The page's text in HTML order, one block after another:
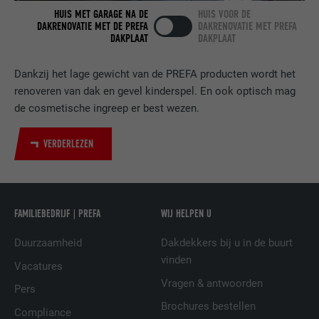
Dankzij het lage gewicht van de PREFA producten wordt het
renoveren van dak en gevel kinderspel. En ook optisch mag
de cosmetische ingreep er best wezen.
VERDERLEZEN
HUIS MET GARAGE NA DE
DAKRENOVATIE MET DE PREFA
DAKPLAAT
HUIS VOOR DE
DAKRENOVATIE MET PREFA
DAKPLAAT
FAMILIEBEDRIJF | PREFA
Duurzaamheid
Vacatures
Pers
Compliance
WIJ HELPEN U
Dakdekkers bij u in de buurt
vinden
Vragen & antwoorden
Brochures bestellen
DOEL
Gebruikt door de socialnetworking-dienst
LinkedIn voor het volgen van het gebruik
van ingebedde diensten.
bscookie
LinkedIn
VERVALTIJD
van ingebedde diensten.
UserMatchHistory
AANBIEDER